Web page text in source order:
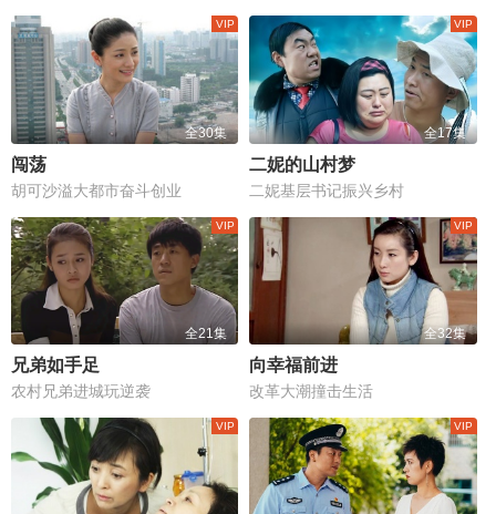
全30集
闯荡
胡可沙溢大都市奋斗创业
全17集
二妮的山村梦
二妮基层书记振兴乡村
全21集
兄弟如手足
农村兄弟进城玩逆袭
全32集
向幸福前进
改革大潮撞击生活